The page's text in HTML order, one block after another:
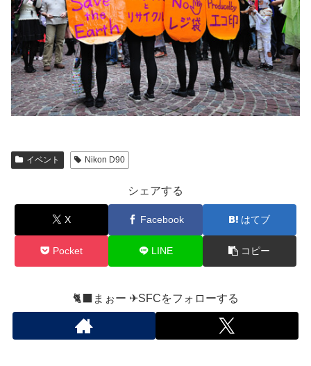
イベント Nikon D90
シェアする
X Facebook はてブ
Pocket LINE コピー
🐈‍⬛まぉー ✈︎SFCをフォローする